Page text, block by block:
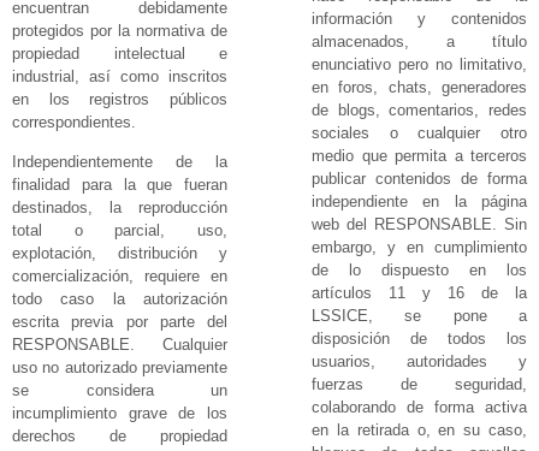
encuentran debidamente
protegidos por la normativa de
propiedad intelectual e
industrial, así como inscritos
en los registros públicos
correspondientes.
Independientemente de la
finalidad para la que fueran
destinados, la reproducción
total o parcial, uso,
explotación, distribución y
comercialización, requiere en
todo caso la autorización
escrita previa por parte del
RESPONSABLE. Cualquier
uso no autorizado previamente
se considera un
incumplimiento grave de los
derechos de propiedad
información y contenidos
almacenados, a título
enunciativo pero no limitativo,
en foros, chats, generadores
de blogs, comentarios, redes
sociales o cualquier otro
medio que permita a terceros
publicar contenidos de forma
independiente en la página
web del RESPONSABLE. Sin
embargo, y en cumplimiento
de lo dispuesto en los
artículos 11 y 16 de la
LSSICE, se pone a
disposición de todos los
usuarios, autoridades y
fuerzas de seguridad,
colaborando de forma activa
en la retirada o, en su caso,